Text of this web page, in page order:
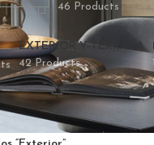
46 Products
EXTERIOR Y TERRAZA
42 Products